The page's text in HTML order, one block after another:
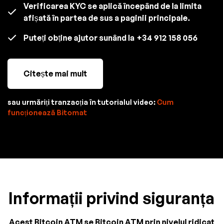
Verificarea KYC se aplică începând de la limita
afișată în partea de sus a paginii principale.
Puteți obține ajutor sunând la +34 912 158 056
Citește mai mult
sau urmăriți tranzacția în tutorialul video: Cum
funcționează Bitomat
Informații privind siguranța
Acest Bitcoin ATM se Bitcoin ATM prin nivelul ridicat